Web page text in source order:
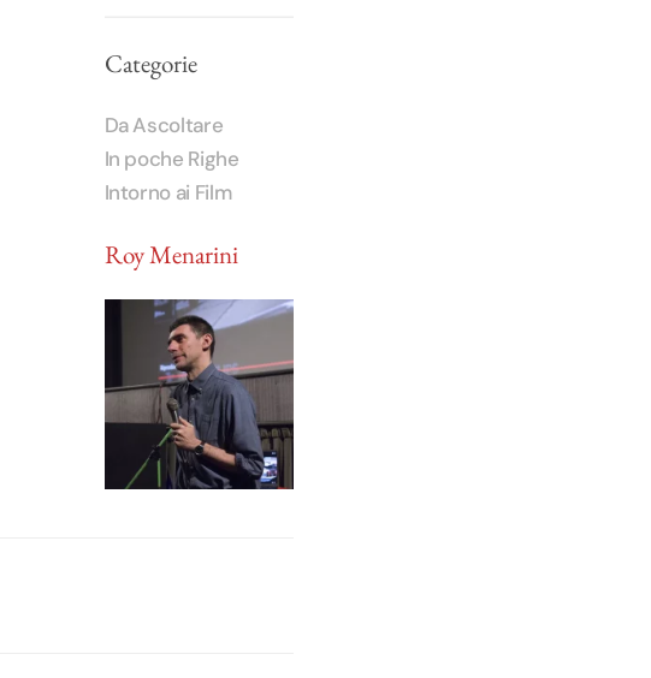
Categorie
Da Ascoltare
In poche Righe
Intorno ai Film
Roy Menarini